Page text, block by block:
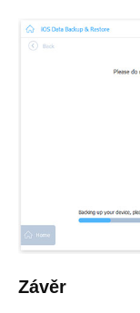
Závěr